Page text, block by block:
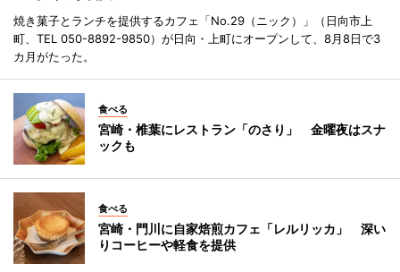
焼き菓子とランチを提供するカフェ「No.29（ニック）」（日向市上
町、TEL 050-8892-9850）が日向・上町にオープンして、8月8日で3
カ月がたった。
食べる
宮崎・椎葉にレストラン「のさり」 金曜夜はスナ
ックも
食べる
宮崎・門川に自家焙煎カフェ「レルリッカ」 深い
りコーヒーや軽食を提供